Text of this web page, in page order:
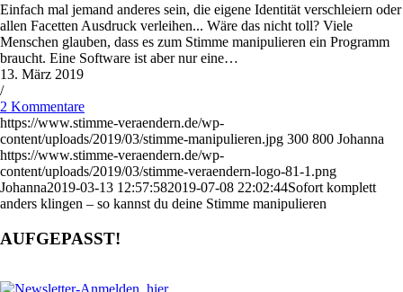
Einfach mal jemand anderes sein, die eigene Identität verschleiern oder
allen Facetten Ausdruck verleihen... Wäre das nicht toll? Viele
Menschen glauben, dass es zum Stimme manipulieren ein Programm
braucht. Eine Software ist aber nur eine…
13. März 2019
/
2 Kommentare
https://www.stimme-veraendern.de/wp-
content/uploads/2019/03/stimme-manipulieren.jpg 300 800 Johanna
https://www.stimme-veraendern.de/wp-
content/uploads/2019/03/stimme-veraendern-logo-81-1.png
Johanna2019-03-13 12:57:582019-07-08 22:02:44Sofort komplett
anders klingen – so kannst du deine Stimme manipulieren
AUFGEPASST!